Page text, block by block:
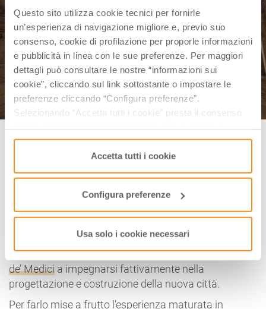
Questo sito utilizza cookie tecnici per fornirle
un’esperienza di navigazione migliore e, previo suo
consenso, cookie di profilazione per proporle informazioni
e pubblicità in linea con le sue preferenze. Per maggiori
dettagli può consultare le nostre “informazioni sui
cookie”, cliccando sul link sottostante o impostare le
preferenze cliccando “Configura preferenze”.
Selezionando “Accetta tutti i cookie” presta il consenso
consenso cliccando su “Usa solo i cookie necessari” e
saranno attivati i soli cookie tecnici necessari al corretto
funzionamento del sito.
Accetta tutti i cookie
Configura preferenze
Usa solo i cookie necessari
Terra del Sole (Castrocaro Terme) | Credit: romagnatoscanaturismo.it
Realizzata su uno studio accurato nel quale si
fondevano esigenze civili ed esigenze militari,Terra
rappresenta l’
apice dell’urbanistica del
con la sua caratteristica pianta
stellata.
Costruita in un’area di confine con la Toscana (data
di fondazione: 8 dicembre 1564), fu lo stessoCosimo
de’ Medici a impegnarsi fattivamente nella
progettazione e costruzione della nuova città.
Per farlo mise a frutto l’esperienza maturata in